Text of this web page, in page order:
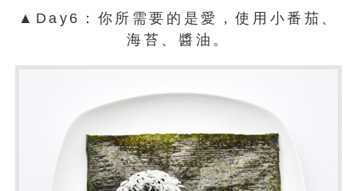
▲Day6：你所需要的是愛，使用小番茄、
海苔、醬油。